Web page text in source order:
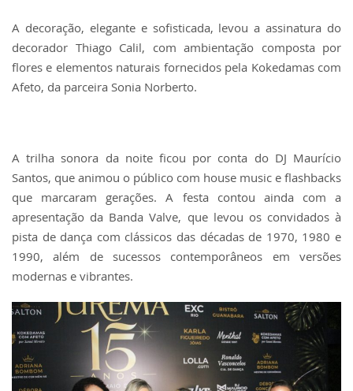
A decoração, elegante e sofisticada, levou a assinatura do
decorador Thiago Calil, com ambientação composta por
flores e elementos naturais fornecidos pela Kokedamas com
Afeto, da parceira Sonia Norberto.
A trilha sonora da noite ficou por conta do DJ Maurício
Santos, que animou o público com house music e flashbacks
que marcaram gerações. A festa contou ainda com a
apresentação da Banda Valve, que levou os convidados à
pista de dança com clássicos das décadas de 1970, 1980 e
1990, além de sucessos contemporâneos em versões
modernas e vibrantes.